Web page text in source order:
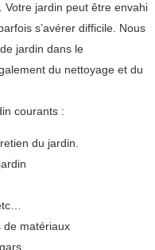
Votre jardin peut être envahi
s’avérer difficile. Nous
jardin dans le
du nettoyage et du
courants :
du jardin.
de matériaux